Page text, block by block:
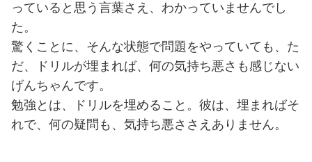
っていると思う言葉さえ、わかっていませんでし
た。
驚くことに、そんな状態で問題をやっていても、た
だ、ドリルが埋まれば、何の気持ち悪さも感じない
げんちゃんです。
勉強とは、ドリルを埋めること。彼は、埋まればそ
れで、何の疑問も、気持ち悪ささえありません。